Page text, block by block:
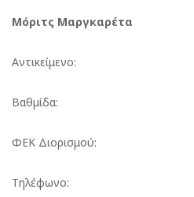
Μόριτς Μαργκαρέτα
Αντικείμενο:
Βαθμίδα:
ΦΕΚ Διορισμού:
Τηλέφωνο: